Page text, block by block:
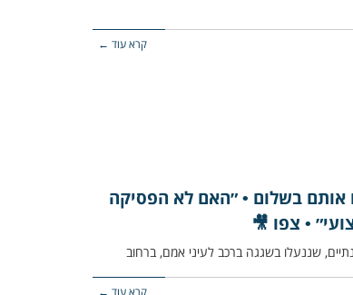
קרא עוד ←
אותם בשלום • ״האם לא הפסיקה
• צפו 🎥
קרא עוד ←